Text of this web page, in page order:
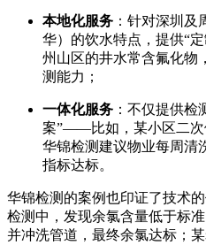
本地化服务 ：针对深圳
华）的饮水特点，提供“
州山区的井水常含氟化物
测能力；
一体化服务 ：不仅提供检
案”——比如，某小区二次
华锦检测建议物业每周清
指标达标。
华锦检测的案例也印证了技术
检测中，发现余氯含量低于标
并冲洗管道，最终余氯达标；